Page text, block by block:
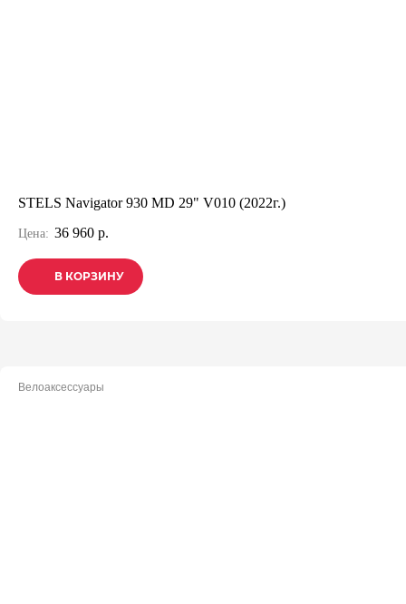
STELS Navigator 930 MD 29" V010 (2022г.)
Цена: 36 960 р.
В КОРЗИНУ
В КОРЗИНУ
В КОРЗИНУ
Велоаксессуары